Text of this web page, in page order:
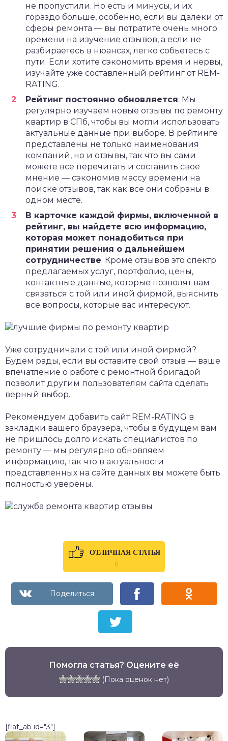
не пропустили. Но есть и минусы, и их
гораздо больше, особенно, если вы далеки от
сферы ремонта — вы потратите очень много
времени на изучение отзывов, а если не
разбираетесь в нюансах, легко собьетесь с
пути. Если хотите сэкономить время и нервы,
изучайте уже составленный рейтинг от REM-
RATING.
Рейтинг постоянно обновляется. Мы
регулярно изучаем новые отзывы по ремонту
квартир в СПб, чтобы вы могли использовать
актуальные данные при выборе. В рейтинге
представлены не только наименования
компаний, но и отзывы, так что вы сами
можете все перечитать и составить свое
мнение — сэкономив массу времени на
поиске отзывов, так как все они собраны в
одном месте.
В карточке каждой фирмы, включенной в
рейтинг, вы найдете всю информацию,
которая может понадобиться при
принятии решения о дальнейшем
сотрудничестве. Кроме отзывов это спектр
предлагаемых услуг, портфолио, цены,
контактные данные, которые позволят вам
связаться с той или иной фирмой, выяснить
все вопросы, которые вас интересуют.
Уже сотрудничали с той или иной фирмой?
Будем рады, если вы оставите свой отзыв — ваше
впечатление о работе с ремонтной бригадой
позволит другим пользователям сайта сделать
верный выбор.
Рекомендуем добавить сайт REM-RATING в
закладки вашего браузера, чтобы в будущем вам
не пришлось долго искать специалистов по
ремонту — мы регулярно обновляем
информацию, так что в актуальности
представленных на сайте данных вы можете быть
полностью уверены.
ОТЛИЧНАЯ СТАТЬЯ
0
Помогла статья? Оцените её
(Пока оценок нет)
[flat_ab id="3"]